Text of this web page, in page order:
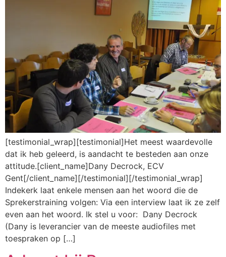
[testimonial_wrap][testimonial]Het meest waardevolle
dat ik heb geleerd, is aandacht te besteden aan onze
attitude.[client_name]Dany Decrock, ECV
Gent[/client_name][/testimonial][/testimonial_wrap]
Indekerk laat enkele mensen aan het woord die de
Sprekerstraining volgen: Via een interview laat ik ze zelf
even aan het woord. Ik stel u voor: Dany Decrock
(Dany is leverancier van de meeste audiofiles met
toespraken op […]